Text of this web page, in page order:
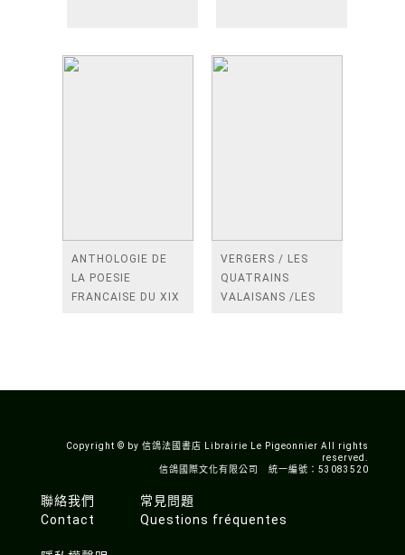
ANTHOLOGIE DE
LA POESIE
FRANCAISE DU XIX
VERGERS / LES
QUATRAINS
VALAISANS /LES
Copyright © by 信鴿法國書店 Librairie Le Pigeonnier All rights
reserved.
信鴿國際文化有限公司 統一編號：53083520
聯絡我們
Contact
常見問題
Questions fréquentes